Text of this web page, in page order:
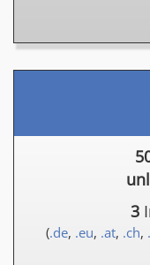
3
(.de, .eu, .at, .ch,